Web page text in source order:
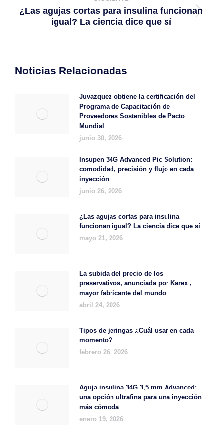
Publicación
siguiente:
¿Las agujas cortas para insulina funcionan
igual? La ciencia dice que sí
Noticias Relacionadas
Juvazquez obtiene la certificación del
Programa de Capacitación de
Proveedores Sostenibles de Pacto
Mundial
junio 30, 2026
Insupen 34G Advanced Pic Solution:
comodidad, precisión y flujo en cada
inyección
junio 26, 2026
¿Las agujas cortas para insulina
funcionan igual? La ciencia dice que sí
mayo 21, 2026
La subida del precio de los
preservativos, anunciada por Karex ,
mayor fabricante del mundo
abril 24, 2026
Tipos de jeringas ¿Cuál usar en cada
momento?
febrero 26, 2026
Aguja insulina 34G 3,5 mm Advanced:
una opción ultrafina para una inyección
más cómoda
enero 19, 2026